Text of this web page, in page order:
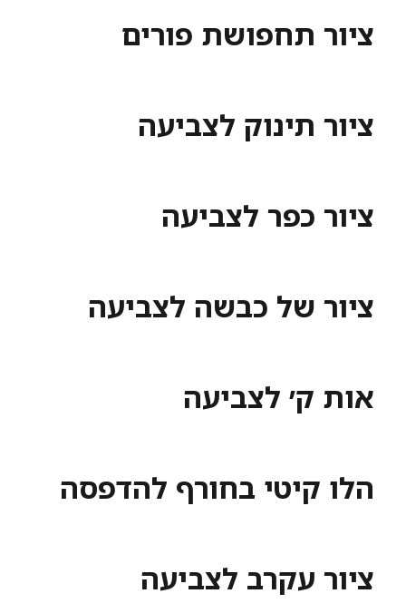
ציור תחפושת פורים
ציור תינוק לצביעה
ציור כפר לצביעה
ציור של כבשה לצביעה
אות ק׳ לצביעה
הלו קיטי בחורף להדפסה
ציור עקרב לצביעה